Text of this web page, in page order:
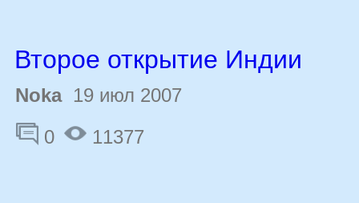
Второе открытие Индии
Noka19 июл 2007
0
11377